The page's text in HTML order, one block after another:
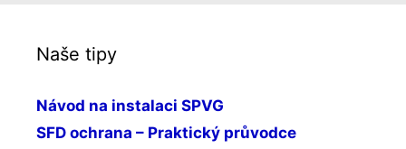
Naše tipy
Návod na instalaci SPVG
SFD ochrana – Praktický průvodce